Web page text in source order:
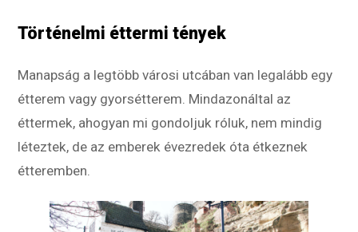
Történelmi éttermi tények
Manapság a legtöbb városi utcában van legalább egy
étterem vagy gyorsétterem. Mindazonáltal az
éttermek, ahogyan mi gondoljuk róluk, nem mindig
léteztek, de az emberek évezredek óta étkeznek
étteremben.